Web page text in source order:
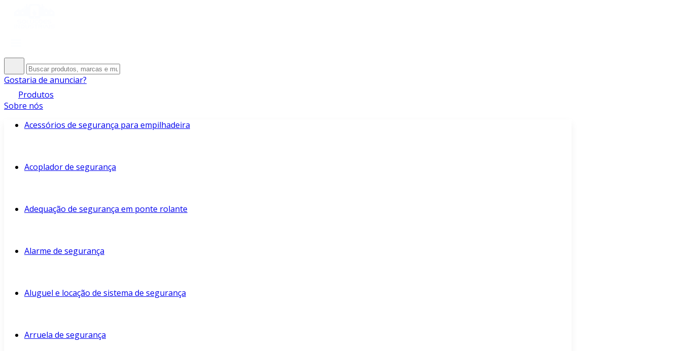
Gostaria de anunciar?
Produtos
Sobre nós
Acessórios de segurança para empilhadeira
Acoplador de segurança
Adequação de segurança em ponte rolante
Alarme de segurança
Aluguel e locação de sistema de segurança
Arruela de segurança